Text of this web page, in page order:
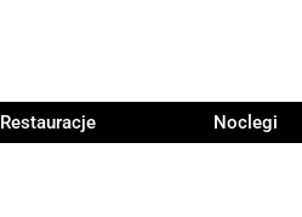
Restauracje Noclegi